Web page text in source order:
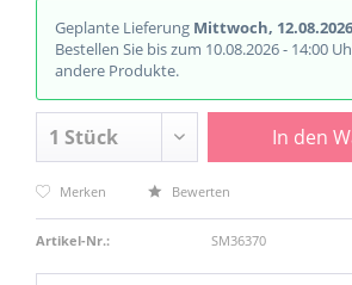
Geplante Lieferung Mittwoch, 12.08.2026
Bestellen Sie bis zum 10.08.2026 - 14:00
andere Produkte.
In den
Merken Bewerten
Artikel-Nr.: SM36370